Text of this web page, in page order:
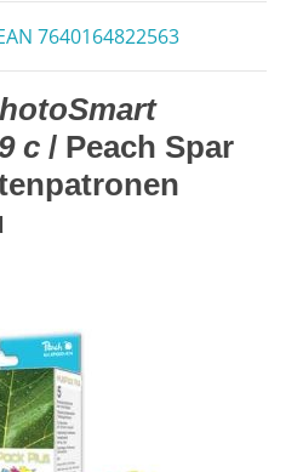
7640164822563
c / Peach Spar